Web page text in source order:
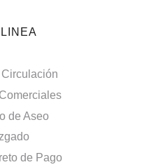
de Aseo
de Pago